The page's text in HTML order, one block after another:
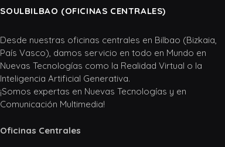
SOULBILBAO (OFICINAS CENTRALES)
Desde nuestras oficinas centrales en Bilbao (Bizkaia,
País Vasco), damos servicio en todo en Mundo en
Nuevas Tecnologías como la Realidad Virtual o la
Inteligencia Artificial Generativa.
¡Somos expertas en Nuevas Tecnologías y en
Comunicación Multimedia!
Oficinas Centrales